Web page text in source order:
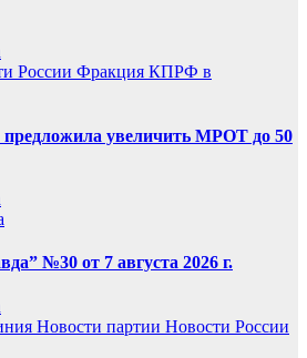
России Фракция КПРФ в
увеличить МРОТ до 50
№30 от 7 августа 2026 г.
Новости партии Новости России